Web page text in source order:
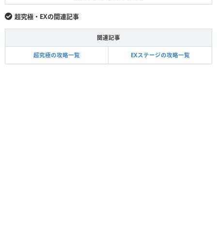
超究極・EXの関連記事
関連記事
超究極の攻略一覧 EXステージの攻略一覧